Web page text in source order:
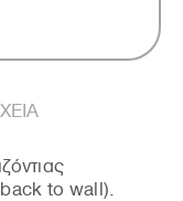
to wall).